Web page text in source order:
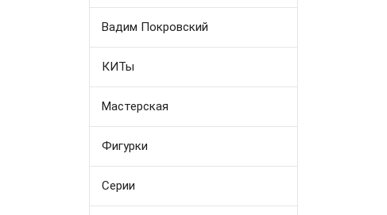
Вадим Покровский
КИТы
Мастерская
Фигурки
Серии